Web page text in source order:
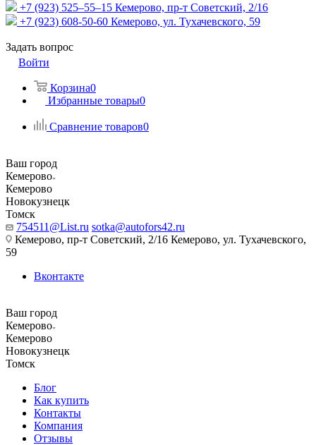
+7 (923) 525–55–15 Кемерово, пр-т Советский, 2/16
+7 (923) 608-50-60 Кемерово, ул. Тухачевского, 59
Задать вопрос
Войти
Корзина0
Избранные товары0
Сравнение товаров0
Ваш город
Кемерово
Кемерово
Новокузнецк
Томск
754511@List.ru sotka@autofors42.ru
Кемерово, пр-т Советский, 2/16 Кемерово, ул. Тухачевского,
59
Вконтакте
Ваш город
Кемерово
Кемерово
Новокузнецк
Томск
Блог
Как купить
Контакты
Компания
Отзывы